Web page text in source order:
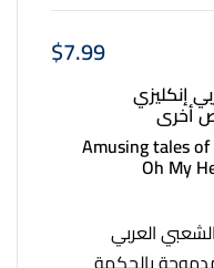
$7.99
إنكليزي
أخرى
Amusing tales
Oh My
العربي